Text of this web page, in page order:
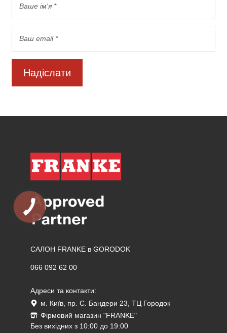
Надіслати
САЛОН FRANKE в GORODOK
066 092 62 00
Адреси та контакти:
м. Київ, пр. С. Бандери 23, ТЦ Городок
Фірмовий магазин "FRANKE"
Без вихідних з 10:00 до 19:00